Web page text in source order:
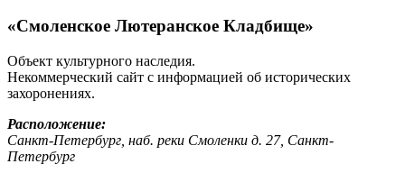
«Смоленское Лютеранское Кладбище»
Объект культурного наследия.
Некоммерческий сайт с информацией об исторических
захоронениях.
Расположение:
Санкт-Петербург, наб. реки Смоленки д. 27, Санкт-
Петербург